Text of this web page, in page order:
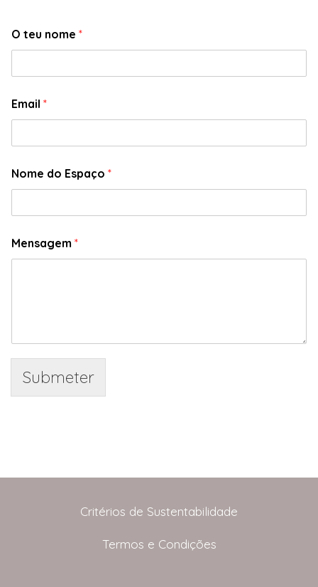
O teu nome *
Email *
Nome do Espaço *
Mensagem *
Submeter
Critérios de Sustentabilidade
Termos e Condições